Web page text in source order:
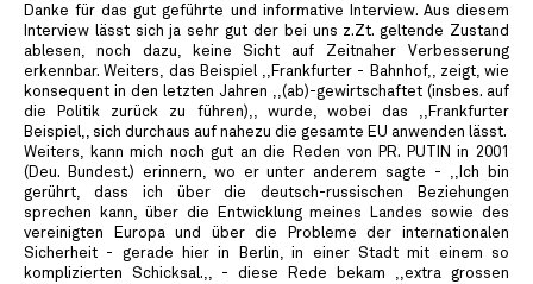
Danke für das gut geführte und informative Interview. Aus diesem
Interview lässt sich ja sehr gut der bei uns z.Zt. geltende Zustand
ablesen, noch dazu, keine Sicht auf Zeitnaher Verbesserung
erkennbar. Weiters, das Beispiel ,,Frankfurter - Bahnhof,, zeigt, wie
konsequent in den letzten Jahren ,,(ab)-gewirtschaftet (insbes. auf
die Politik zurück zu führen),, wurde, wobei das ,,Frankfurter
Beispiel,, sich durchaus auf nahezu die gesamte EU anwenden lässt.
Weiters, kann mich noch gut an die Reden von PR. PUTIN in 2001
(Deu. Bundest.) erinnern, wo er unter anderem sagte - ,,Ich bin
gerührt, dass ich über die deutsch-russischen Beziehungen
sprechen kann, über die Entwicklung meines Landes sowie des
vereinigten Europa und über die Probleme der internationalen
Sicherheit - gerade hier in Berlin, in einer Stadt mit einem so
komplizierten Schicksal.,, - diese Rede bekam ,,extra grossen